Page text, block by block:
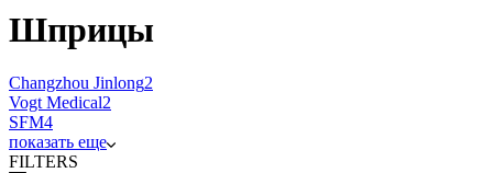
Шприцы
Changzhou Jinlong2
Vogt Medical2
SFM4
показать еще
FILTERS